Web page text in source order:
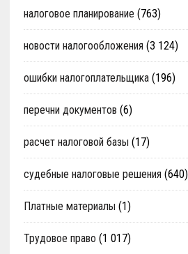
налоговое планирование (763)
новости налогообложения (3 124)
ошибки налогоплательщика(196)
перечни документов (6)
расчет налоговой базы (17)
судебные налоговые решения (640)
Платные материалы (1)
Трудовое право (1 017)